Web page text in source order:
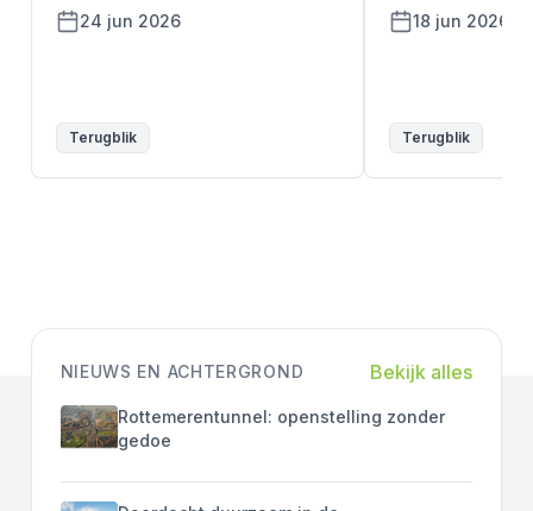
24 jun 2026
Terugblik
18 jun 2026
Terugblik
NIEUWS EN ACHTERGROND Bekijk alles
Rottemerentunnel: openstelling zonder
gedoe